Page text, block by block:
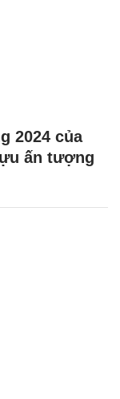
2024 của
ấn tượng